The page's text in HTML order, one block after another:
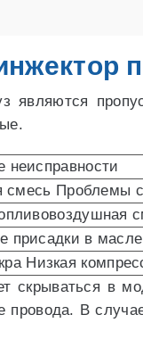
неисправности
смесь Проблемы
присадки в масле
Низкая
скрываться в
провода. В